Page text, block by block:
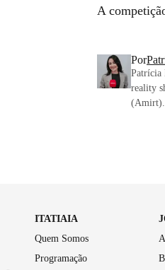
A
Por
Patrícia
reality
(Amirt).
ITATIAIA
Quem Somos
Programação